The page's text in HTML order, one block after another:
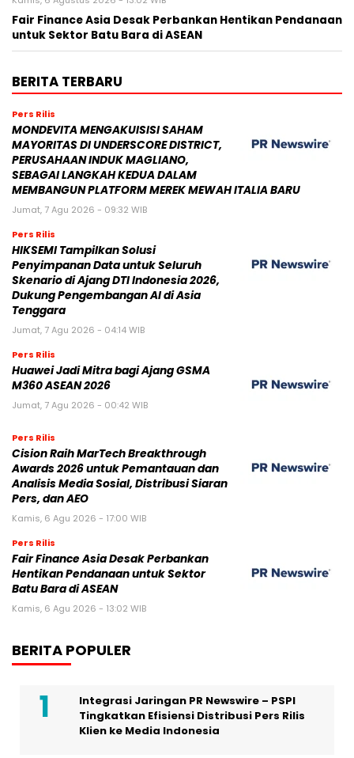
Fair Finance Asia Desak Perbankan Hentikan Pendanaan
untuk Sektor Batu Bara di ASEAN
BERITA TERBARU
Pers Rilis
MONDEVITA MENGAKUISISI SAHAM
MAYORITAS DI UNDERSCORE DISTRICT,
PERUSAHAAN INDUK MAGLIANO,
SEBAGAI LANGKAH KEDUA DALAM
MEMBANGUN PLATFORM MEREK MEWAH ITALIA BARU
Jumat, 7 Agu 2026 - 09:32 WIB
Pers Rilis
HIKSEMI Tampilkan Solusi
Penyimpanan Data untuk Seluruh
Skenario di Ajang DTI Indonesia 2026,
Dukung Pengembangan AI di Asia
Tenggara
Jumat, 7 Agu 2026 - 04:14 WIB
Pers Rilis
Huawei Jadi Mitra bagi Ajang GSMA
M360 ASEAN 2026
Jumat, 7 Agu 2026 - 00:42 WIB
Pers Rilis
Cision Raih MarTech Breakthrough
Awards 2026 untuk Pemantauan dan
Analisis Media Sosial, Distribusi Siaran
Pers, dan AEO
Kamis, 6 Agu 2026 - 17:00 WIB
Pers Rilis
Fair Finance Asia Desak Perbankan
Hentikan Pendanaan untuk Sektor
Batu Bara di ASEAN
Kamis, 6 Agu 2026 - 13:02 WIB
BERITA POPULER
Integrasi Jaringan PR Newswire – PSPI
Tingkatkan Efisiensi Distribusi Pers Rilis
Klien ke Media Indonesia